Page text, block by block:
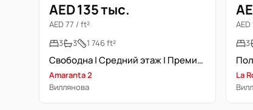
AED 135 тыс.
AED 77 / ft²
3
3 1 746 ft²
Свободна | Средний этаж | Премиальное расположение
Amaranta 2
Виллянова
AED
3
La